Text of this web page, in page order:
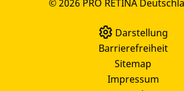
© 2026 PRO RETINA
Darstellung
Barrierefreiheit
Sitemap
Impressum